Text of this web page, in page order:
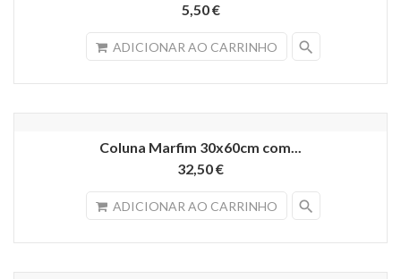
5,50 €
ADICIONAR AO CARRINHO search
Coluna Marfim 30x60cm com...
32,50 €
ADICIONAR AO CARRINHO search